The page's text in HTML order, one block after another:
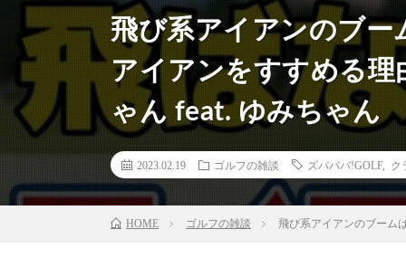
飛び系アイアンのブー
アイアンをすすめる
ゃん feat. ゆみちゃん
2023.02.19 ゴルフの雑談 ズバババ!GOLF, ク
HOME ゴルフの雑談 飛び系アイアンのブーム